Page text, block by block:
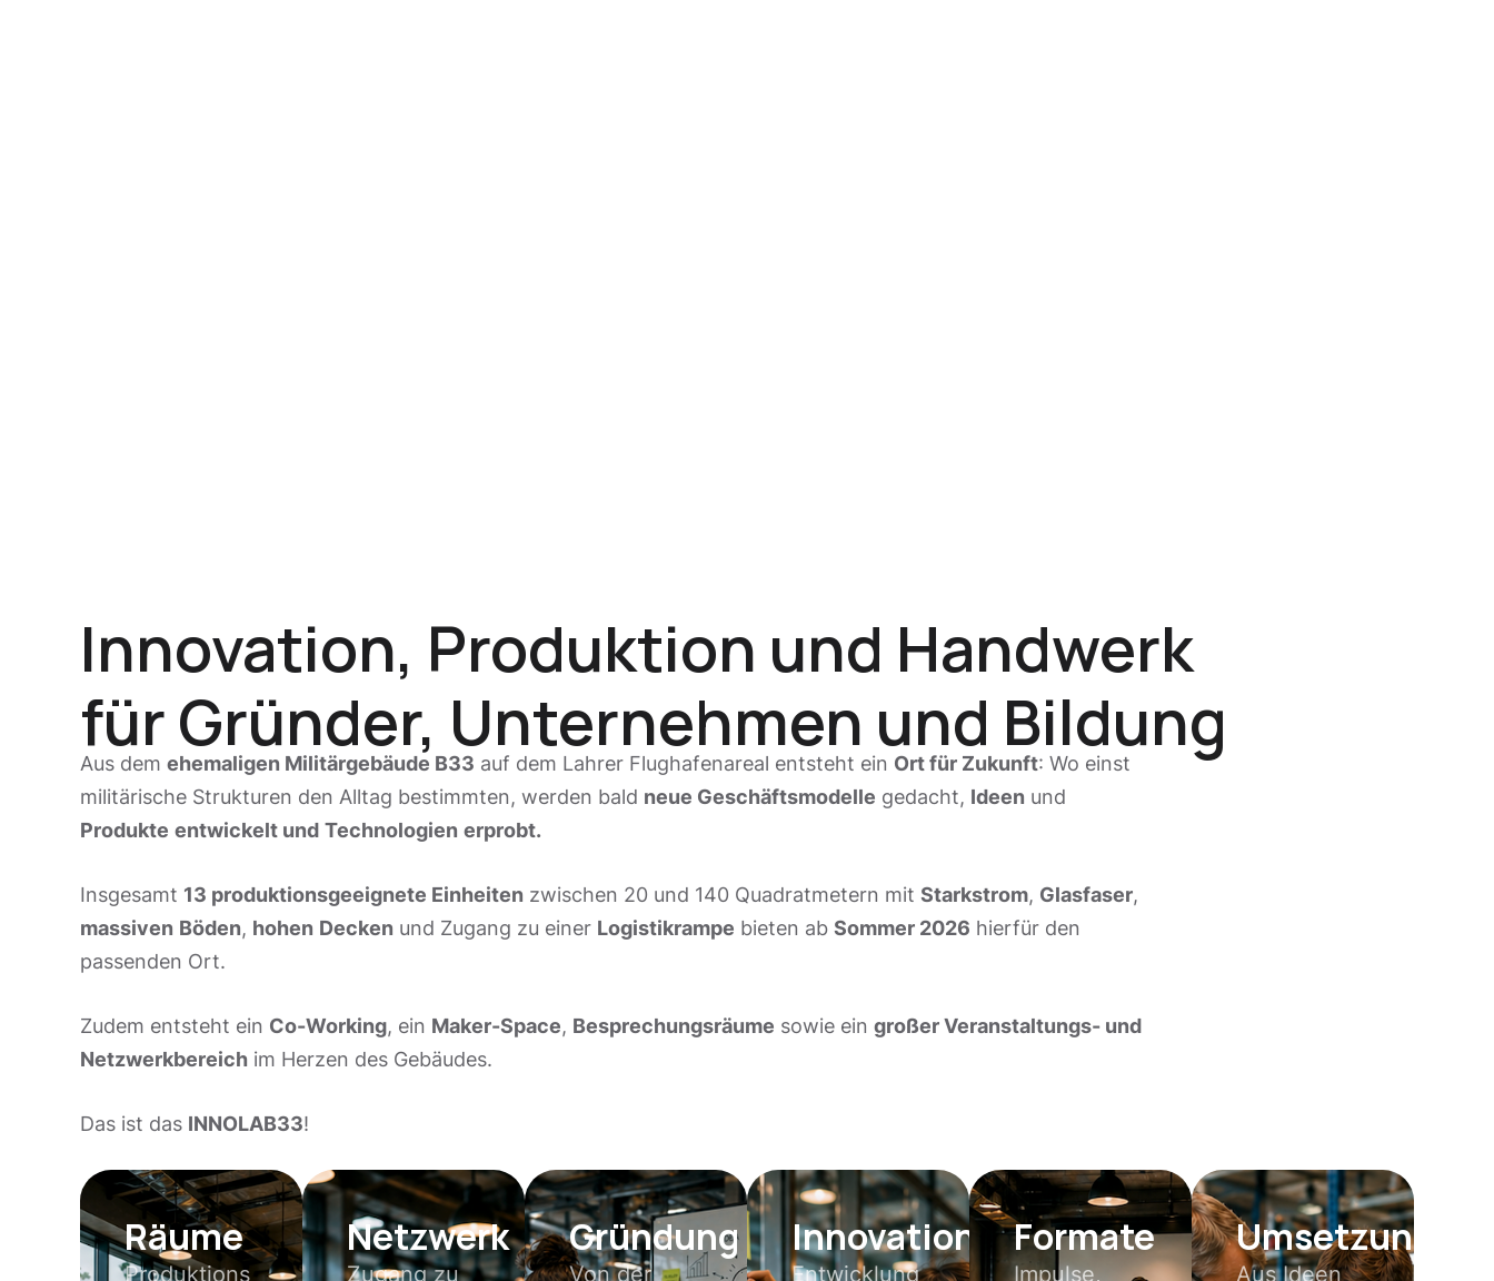
Innovation, Produktion und Handwerk
für Gründer, Unternehmen und Bildung
Aus dem ehemaligen Militärgebäude B33 auf dem Lahrer Flughafenareal entsteht ein Ort für Zukunft: Wo einst
militärische Strukturen den Alltag bestimmten, werden bald neue Geschäftsmodelle gedacht, Ideen und
Produkte entwickelt und Technologien erprobt.
Insgesamt 13 produktionsgeeignete Einheiten zwischen 20 und 140 Quadratmetern mit Starkstrom, Glasfaser,
massiven Böden, hohen Decken und Zugang zu einer Logistikrampe bieten ab Sommer 2026 hierfür den
passenden Ort.
Zudem entsteht ein Co-Working, ein Maker-Space, Besprechungsräume sowie ein großer Veranstaltungs- und
Netzwerkbereich im Herzen des Gebäudes.
Das ist das INNOLAB33!
Räume
Produktions
Netzwerk
Zugang zu
Gründung
Von der
Innovation
Entwicklung
Formate
Impulse,
Umsetzung
Aus Ideen